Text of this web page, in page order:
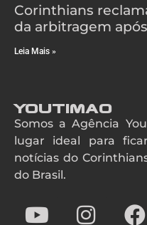
Corinthians
da arbitragem
Leia Mais »
YouTimao
Somos a Agência
lugar ideal para
notícias do
do Brasil.